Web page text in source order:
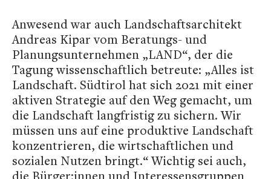
Anwesend war auch Landschaftsarchitekt
Andreas Kipar vom Beratungs- und
Planungsunternehmen „LAND“, der die
Tagung wissenschaftlich betreute: „Alles ist
Landschaft. Südtirol hat sich 2021 mit einer
aktiven Strategie auf den Weg gemacht, um
die Landschaft langfristig zu sichern. Wir
müssen uns auf eine produktive Landschaft
konzentrieren, die wirtschaftlichen und
sozialen Nutzen bringt.“ Wichtig sei auch,